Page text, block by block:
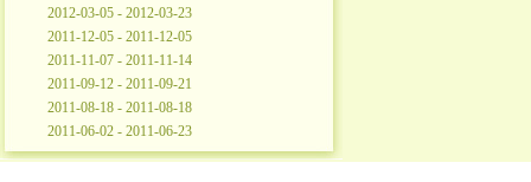
2012-03-05 - 2012-03-23
2011-12-05 - 2011-12-05
2011-11-07 - 2011-11-14
2011-09-12 - 2011-09-21
2011-08-18 - 2011-08-18
2011-06-02 - 2011-06-23